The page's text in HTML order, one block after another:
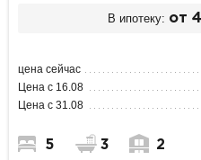
В ипотеку: от
цена сейчас
Цена с 16.08
Цена с 31.08
5 3 2